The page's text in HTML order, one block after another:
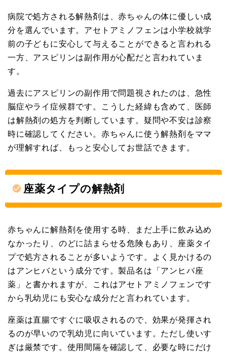
病院で処方される解熱剤は、赤ちゃんの体に優しい成
分を選んでいます。アセトアミノフェンは小学校就学
前の子どもに安心して与えることができると言われる
一方、アスピリンは副作用が心配だと言われていま
す。
過去にアスピリンの副作用で問題視されたのは、急性
脳症やライ症候群です。こうした経緯も含めて、医師
は解熱剤の処方を判断しています。疑問や不安は診察
時に確認してください。赤ちゃんに使う解熱剤をママ
が理解すれば、もっと安心してお世話できます。
座薬タイプの解熱剤
赤ちゃんに解熱剤を使用する時、まだ上手に飲み込め
なかったり、のどに詰まらせる危険もあり、座薬タイ
プで処方されることが多いようです。よく見かけるの
はアンヒバという成分です。製品名は「アンヒバ座
薬」と書かれますが、これはアセトアミノフェンです
から乳幼児にも安心な成分だと言われています。
座薬は直腸ですぐに吸収されるので、効果が発揮され
るのが早いので乳幼児に向いています。ただし使いす
ぎは厳禁です。使用間隔を確認して、必要な時にだけ